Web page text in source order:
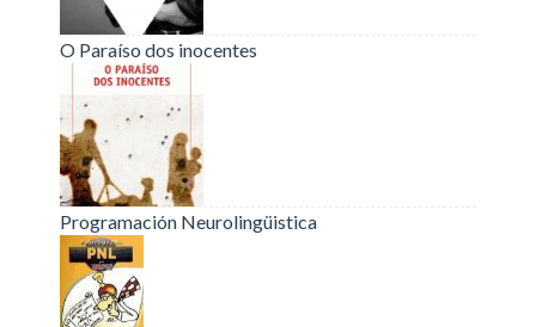
O Paraíso dos inocentes
Programación Neurolingüistica